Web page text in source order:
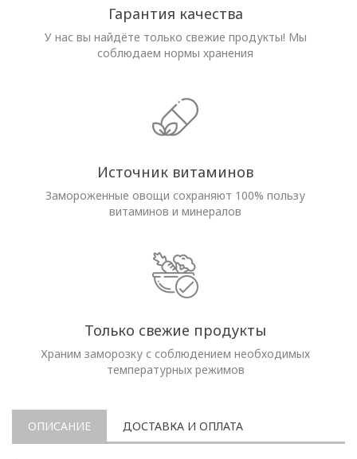
Гарантия качества
У нас вы найдёте только свежие продукты! Мы
соблюдаем нормы хранения
Источник витаминов
Замороженные овощи сохраняют 100% пользу
витаминов и минералов
Только свежие продукты
Храним заморозку с соблюдением необходимых
температурных режимов
ОПИСАНИЕ ДОСТАВКА И ОПЛАТА